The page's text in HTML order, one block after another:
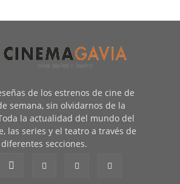
de los estrenos de cine de
semana, sin olvidarnos de la
la actualidad del mundo del
las series y el teatro a través de
diferentes secciones.